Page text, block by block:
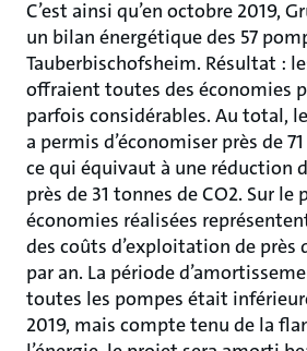
C’est ainsi qu’en octobre 2019,
un bilan énergétique des 57
Tauberbischofsheim. Résultat :
offraient toutes des économies
parfois considérables. Au total,
a permis d’économiser près de
ce qui équivaut à une réduction
près de 31 tonnes de CO2. Sur le
économies réalisées
des coûts d’exploitation de près
par an. La période
toutes les pompes était
2019, mais compte tenu de la